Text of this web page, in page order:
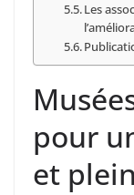
Les
pour
et